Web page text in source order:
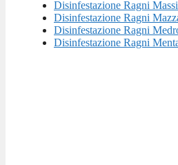
Disinfestazione Ragni
Disinfestazione Ragni
Disinfestazione Ragni
Disinfestazione Ragni